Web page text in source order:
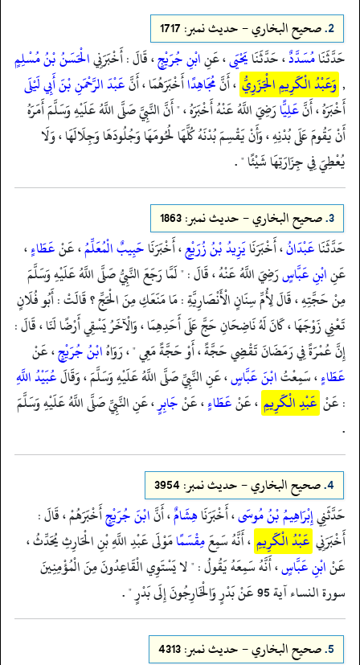
2. صحيح البخاري - حدیث نمبر: 1717
حَدَّثَنَامُسَدَّدٌ، حَدَّثَنَايَحْيَى، عَنِابْنِ جُرَيْجٍ، قَالَ : أَخْبَرَنِيالْحَسَنُ بْنُ مُسْلِمٍ
, وَعَبْدُ الْكَرِيمِ الْجَزَرِيُّ ، أَنَّمُجَاهِدًاأَخْبَرَهُمَا ، أَنَّعَبْدَ الرَّحْمَنِ بْنَ أَبِي لَيْلَى
أَخْبَرَهُ ، أَنَّعَلِيًّارَضِيَ اللَّهُ عَنْهُ أَخْبَرَهُ ، " أَنَّ النَّبِيَّ صَلَّى اللَّهُ عَلَيْهِ وَسَلَّمَ أَمَرَهُ
أَنْ يَقُومَ عَلَى بُدْنِهِ ، وَأَنْ يَقْسِمَ بُدْنَهُ كُلَّهَا لُحُومَهَا وَجُلُودَهَا وَجِلَالَهَا ، وَلَا
يُعْطِيَ فِي جِزَارَتِهَا شَيْئًا " .
3. صحيح البخاري - حدیث نمبر: 1863
حَدَّثَنَاعَبْدَانُ، أَخْبَرَنَايَزِيدُ بْنُ زُرَيْعٍ، أَخْبَرَنَاحَبِيبٌ الْمُعَلِّمُ، عَنْعَطَاءٍ،
عَنِابْنِ عَبَّاسٍرَضِيَ اللَّهُ عَنْهُ ، قَالَ : " لَمَّا رَجَعَ النَّبِيُّ صَلَّى اللَّهُ عَلَيْهِ وَسَلَّمَ
مِنْ حَجَّتِهِ ، قَالَ لِأُمِّ سِنَانٍ الْأَنْصَارِيَّةِ : مَا مَنَعَكِ مِنَ الْحَجِّ ؟ قَالَتْ : أَبُو فُلَانٍ
تَعْنِي زَوْجَهَا ، كَانَ لَهُ نَاضِحَانِ حَجَّ عَلَى أَحَدِهِمَا ، وَالْآخَرُ يَسْقِي أَرْضًا لَنَا ، قَالَ :
إِنَّ عُمْرَةً فِي رَمَضَانَ تَقْضِي حَجَّةً ، أَوْ حَجَّةً مَعِي " ، رَوَاهُابْنُ جُرَيْجٍ، عَنْ
عَطَاءٍ، سَمِعْتُابْنَ عَبَّاسٍ، عَنِ النَّبِيِّ صَلَّى اللَّهُ عَلَيْهِ وَسَلَّمَ ، وَقَالَعُبَيْدُ اللَّهِ
: عَنْ عَبْدِ الْكَرِيمِ ، عَنْعَطَاءٍ، عَنْجَابِرٍ، عَنِ النَّبِيِّ صَلَّى اللَّهُ عَلَيْهِ وَسَلَّمَ
.
4. صحيح البخاري - حدیث نمبر: 3954
حَدَّثَنِيإِبْرَاهِيمُ بْنُ مُوسَى، أَخْبَرَنَاهِشَامٌ، أَنَّابْنَ جُرَيْجٍأَخْبَرَهُمْ ، قَالَ :
أَخْبَرَنِي عَبْدُ الْكَرِيمِ ، أَنَّهُ سَمِعَمِقْسَمًامَوْلَى عَبْدِ اللَّهِ بْنِ الْحَارِثِ يُحَدِّثُ ،
عَنْابْنِ عَبَّاسٍ، أَنَّهُ سَمِعَهُ يَقُولُ : " لا يَسْتَوِي الْقَاعِدُونَ مِنَ الْمُؤْمِنِينَ
سورة النساء آية 95 عَنْ بَدْرٍ وَالْخَارِجُونَ إِلَى بَدْرٍ " .
5. صحيح البخاري - حدیث نمبر: 4313